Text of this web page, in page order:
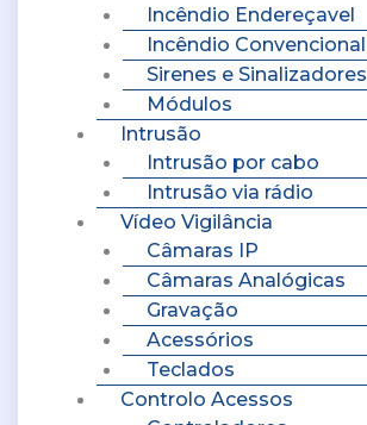
Incêndio Endereçavel
Incêndio Convencional
Sirenes e Sinalizadores
Módulos
Intrusão
Intrusão por cabo
Intrusão via rádio
Vídeo Vigilância
Câmaras IP
Câmaras Analógicas
Gravação
Acessórios
Teclados
Controlo Acessos